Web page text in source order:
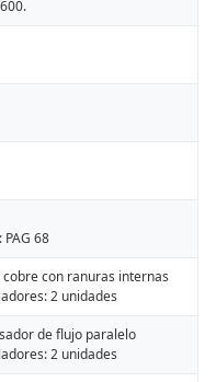
68
con ranuras internas
2 unidades
de flujo paralelo
2 unidades